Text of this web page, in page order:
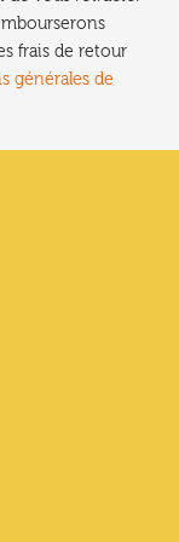
frais de retour
générales de